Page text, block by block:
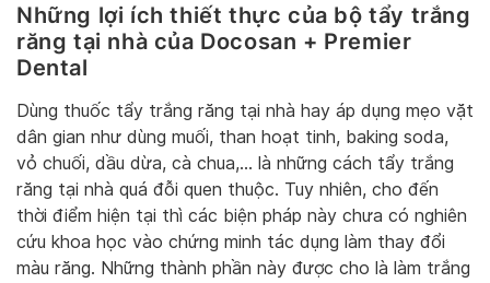
Những lợi ích thiết thực của bộ tẩy trắng
răng tại nhà của Docosan + Premier
Dental
Dùng thuốc tẩy trắng răng tại nhà hay áp dụng mẹo vặt
dân gian như dùng muối, than hoạt tinh, baking soda,
vỏ chuối, dầu dừa, cà chua,… là những cách tẩy trắng
răng tại nhà quá đỗi quen thuộc. Tuy nhiên, cho đến
thời điểm hiện tại thì các biện pháp này chưa có nghiên
cứu khoa học vào chứng minh tác dụng làm thay đổi
màu răng. Những thành phần này được cho là làm trắng